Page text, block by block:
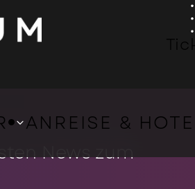
ANREISE &
News zum